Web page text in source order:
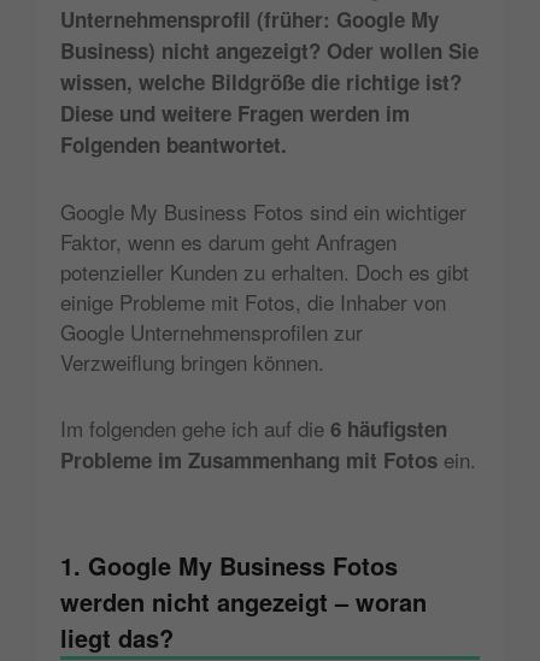
Unternehmensprofil (früher: Google My
Business) nicht angezeigt? Oder wollen Sie
wissen, welche Bildgröße die richtige ist?
Diese und weitere Fragen werden im
Folgenden beantwortet.
Google My Business Fotos sind ein wichtiger
Faktor, wenn es darum geht Anfragen
potenzieller Kunden zu erhalten. Doch es gibt
einige Probleme mit Fotos, die Inhaber von
Google Unternehmensprofilen zur
Verzweiflung bringen können.
Im folgenden gehe ich auf die 6 häufigsten
Probleme im Zusammenhang mit Fotos ein.
1. Google My Business Fotos
werden nicht angezeigt – woran
liegt das?